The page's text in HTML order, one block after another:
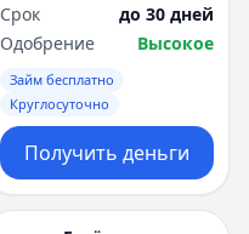
Срок
до 30 дней
Одобрение
Высокое
Займ бесплатно
Круглосуточно
Получить деньги